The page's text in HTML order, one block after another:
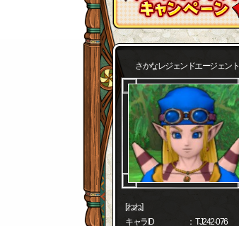
さかなレジェンドエージェント
[ねね]
キャラID
： TJ242-076